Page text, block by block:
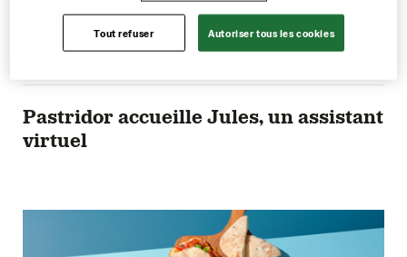
Pastridor accueille Jules, un assistant
virtuel
Tout refuser Autoriser tous les cookies